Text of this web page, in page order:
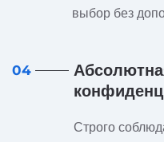
выбор без
04
Строго